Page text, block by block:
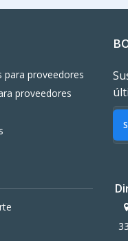
para proveedores
proveedores